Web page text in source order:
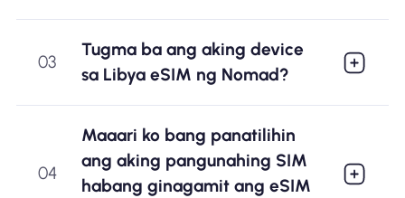
03
Tugma ba ang aking device
sa Libya eSIM ng Nomad?
04
Maaari ko bang panatilihin
ang aking pangunahing SIM
habang ginagamit ang eSIM